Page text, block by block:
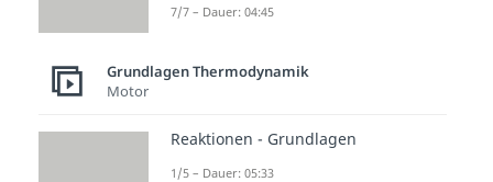
7/7 – Dauer: 04:45
Grundlagen Thermodynamik
Motor
Reaktionen - Grundlagen
1/5 – Dauer: 05:33